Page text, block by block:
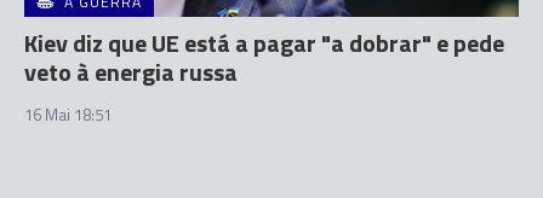
Kiev diz que UE está a pagar "a dobrar" e pede
veto à energia russa
16 Mai 18:51